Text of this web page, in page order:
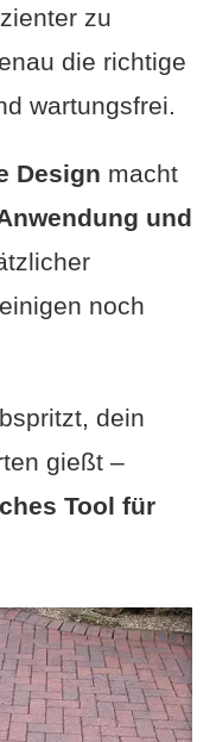
zu
die richtige
wartungsfrei.
Design macht
und
noch
dein
gießt –
Tool für